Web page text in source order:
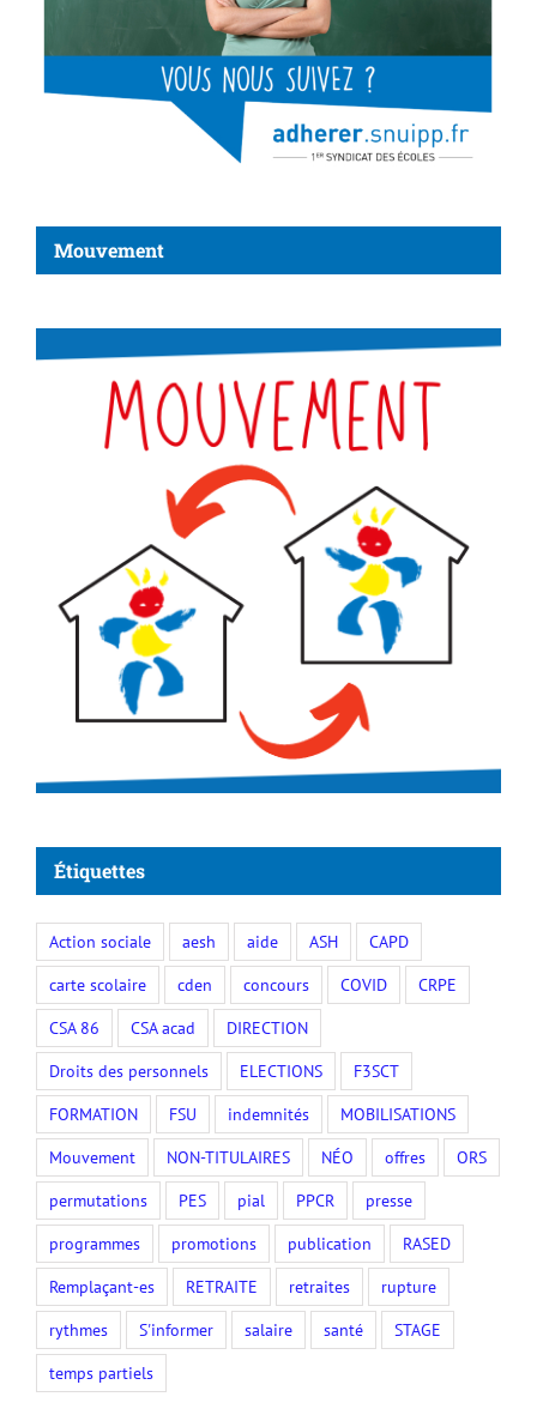
Mouvement
Étiquettes
Action sociale aesh aide ASH
CAPD
carte scolaire
cden concours COVID
CRPE
CSA 86
CSA acad
DIRECTION
Droits des personnels
ELECTIONS
F3SCT
FORMATION
FSU indemnités
MOBILISATIONS
Mouvement
NON-TITULAIRES NÉO offres
ORS
permutations
PES pial PPCR
presse
programmes
promotions publication
RASED
Remplaçant-es
RETRAITE retraites
rupture
rythmes
S'informer salaire santé
STAGE
temps partiels